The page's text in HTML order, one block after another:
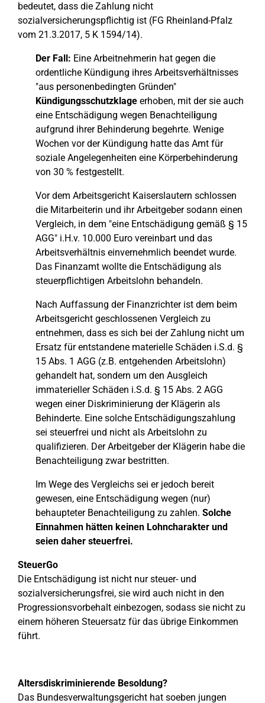
bedeutet, dass die Zahlung nicht
sozialversicherungspflichtig ist (FG Rheinland-Pfalz
vom 21.3.2017, 5 K 1594/14).
Der Fall: Eine Arbeitnehmerin hat gegen die
ordentliche Kündigung ihres Arbeitsverhältnisses
"aus personenbedingten Gründen"
Kündigungsschutzklage erhoben, mit der sie auch
eine Entschädigung wegen Benachteiligung
aufgrund ihrer Behinderung begehrte. Wenige
Wochen vor der Kündigung hatte das Amt für
soziale Angelegenheiten eine Körperbehinderung
von 30 % festgestellt.
Vor dem Arbeitsgericht Kaiserslautern schlossen
die Mitarbeiterin und ihr Arbeitgeber sodann einen
Vergleich, in dem "eine Entschädigung gemäß § 15
AGG" i.H.v. 10.000 Euro vereinbart und das
Arbeitsverhältnis einvernehmlich beendet wurde.
Das Finanzamt wollte die Entschädigung als
steuerpflichtigen Arbeitslohn behandeln.
Nach Auffassung der Finanzrichter ist dem beim
Arbeitsgericht geschlossenen Vergleich zu
entnehmen, dass es sich bei der Zahlung nicht um
Ersatz für entstandene materielle Schäden i.S.d. §
15 Abs. 1 AGG (z.B. entgehenden Arbeitslohn)
gehandelt hat, sondern um den Ausgleich
immaterieller Schäden i.S.d. § 15 Abs. 2 AGG
wegen einer Diskriminierung der Klägerin als
Behinderte. Eine solche Entschädigungszahlung
sei steuerfrei und nicht als Arbeitslohn zu
qualifizieren. Der Arbeitgeber der Klägerin habe die
Benachteiligung zwar bestritten.
Im Wege des Vergleichs sei er jedoch bereit
gewesen, eine Entschädigung wegen (nur)
behaupteter Benachteiligung zu zahlen. Solche
Einnahmen hätten keinen Lohncharakter und
seien daher steuerfrei.
SteuerGo
Die Entschädigung ist nicht nur steuer- und
sozialversicherungsfrei, sie wird auch nicht in den
Progressionsvorbehalt einbezogen, sodass sie nicht zu
einem höheren Steuersatz für das übrige Einkommen
führt.
Altersdiskriminierende Besoldung?
Das Bundesverwaltungsgericht hat soeben jungen